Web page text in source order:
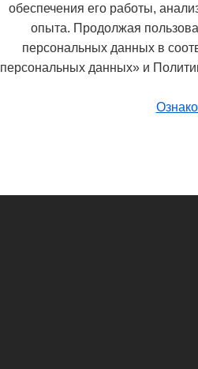
обеспечения его работы,
опыта. Продолжая
персональных данных в
персональных данных» и